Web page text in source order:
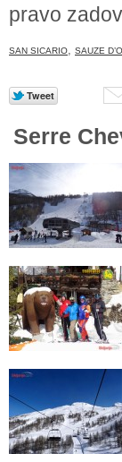
pravo
SAN SICARIO, SAUZE
Serre